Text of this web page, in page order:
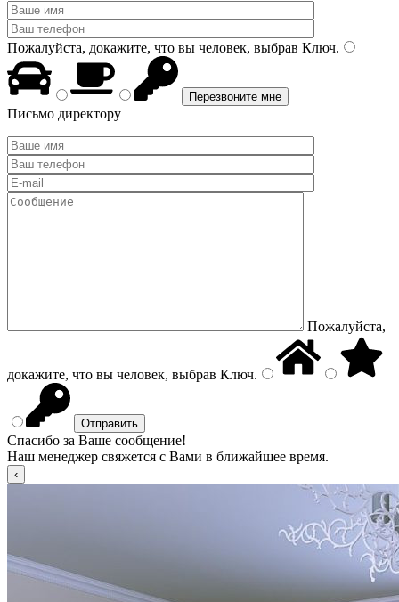
Пожалуйста, докажите, что вы человек, выбрав Ключ.
Письмо директору
Пожалуйста,
докажите, что вы человек, выбрав Ключ.
Спасибо за Ваше сообщение!
Наш менеджер свяжется с Вами в ближайшее время.